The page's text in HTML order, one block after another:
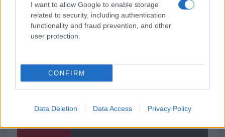
I want to allow Google to enable storage
related to security, including authentication
functionality and fraud prevention, and other
user protection.
CONFIRM
Data Deletion Data Access Privacy Policy
NECROLOGIE